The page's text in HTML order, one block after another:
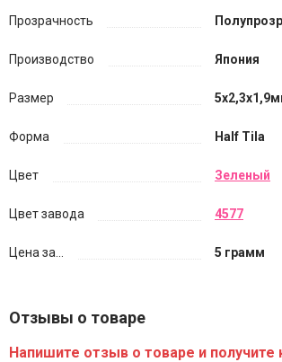
Прозрачность
Производство Япония
Размер
Форма Half Tila
Цвет Зеленый
Цвет завода 4577
Цена за... 5 грамм
Отзывы о товаре
Напишите отзыв о товаре и получите